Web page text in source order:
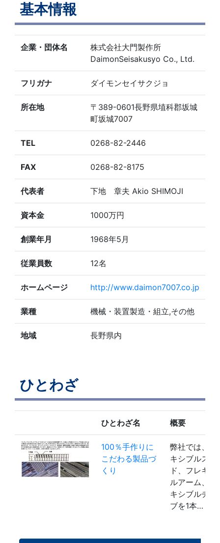
基本情報
企業・団体名
株式会社大門製作所
DaimonSeisakusyo Co., Ltd.
フリガナ ダイモンセイサクジョ
所在地
〒389-0601長野県埴科郡坂城
町坂城7007
TEL 0268-82-2446
FAX 0268-82-8175
代表者 下地 章夫 Akio SHIMOJI
資本金 1000万円
創業年月 1968年5月
従業員数 12名
ホームページ http://www.daimon7007.co.jp
業種 機械・装置製造・組立,その他
地域 長野県内
ひとわざ
ひとわざ名 概要
100％手作りに
こだわる製品づ
くり
弊社では、フ
キシブルスタ
ド、フレキシ
ルアーム、フ
キシブルチュ
ブを1本…